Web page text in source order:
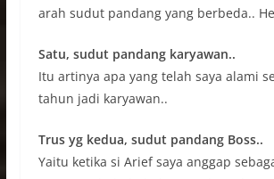
arah sudut pandang yang berbeda..
Satu, sudut pandang karyawan..
Itu artinya apa yang telah saya alami
tahun jadi karyawan..
Trus yg kedua, sudut pandang Boss..
Yaitu ketika si Arief saya anggap